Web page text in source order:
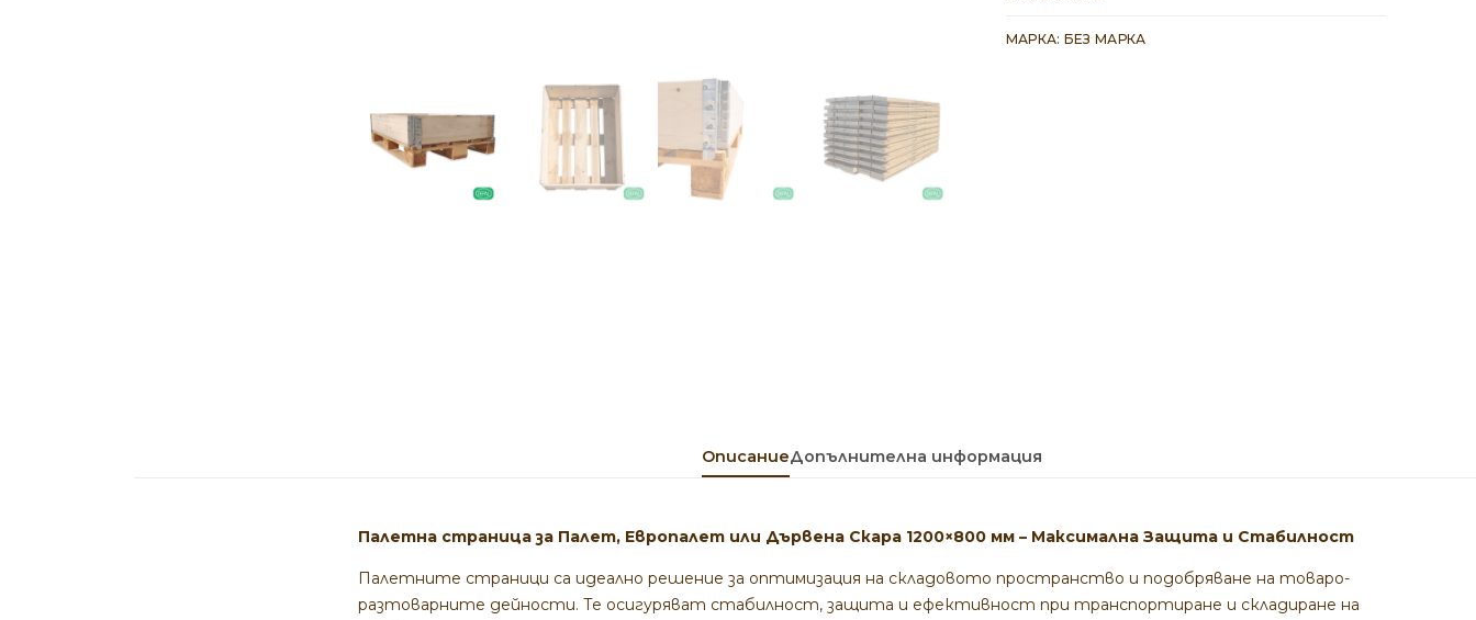
МАРКА: БЕЗ МАРКА
ОписаниеДопълнителна информация
Палетна страница за Палет, Европалет или Дървена Скара 1200×800 мм – Максимална Защита и Стабилност
Палетните страници са идеално решение за оптимизация на складовото пространство и подобряване на товаро-
разтоварните дейности. Те осигуряват стабилност, защита и ефективност при транспортиране и складиране на